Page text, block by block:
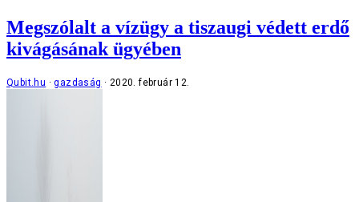
Megszólalt a vízügy a tiszaugi védett erdő
kivágásának ügyében
Qubit.hu gazdaság 2020. február 12.